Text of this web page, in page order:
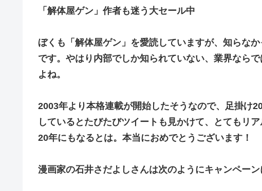
「解体屋ゲン」作者も迷う大セール中
ぼくも「解体屋ゲン」を愛読していますが、知らな
です。やはり内部でしか知られていない、業界なら
よね。
2003年より本格連載が開始したそうなので、足掛け
しているとたびたびツイートも見かけて、とてもリ
20年にもなるとは。本当におめでとうございます！
漫画家の石井さだよしさんは次のようにキャンペーン